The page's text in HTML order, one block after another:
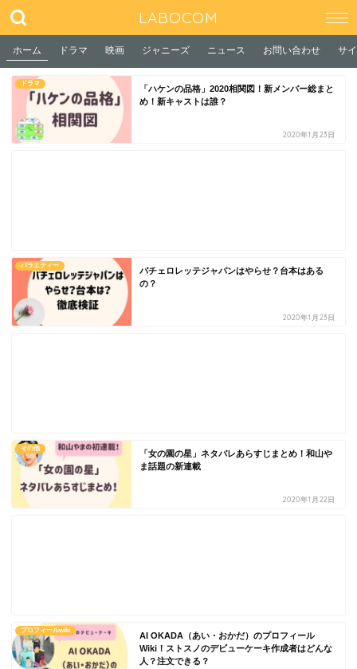
LABOCOM
ホーム ドラマ 映画 ジャニーズ ニュース お問い合わせ サ
ドラマ
「ハケンの品格」2020相関図！新メンバー総まと
め！新キャストは誰？
2020年1月23日
バラエティー
バチェロレッテジャパンはやらせ？台本はある
の？
2020年1月23日
その他
「女の園の星」ネタバレあらすじまとめ！和山や
ま話題の新連載
2020年1月22日
プロフィールwiki
AI OKADA（あい・おかだ）のプロフィール
Wiki！ストスノのデビューケーキ作成者はどんな
人？注文できる？